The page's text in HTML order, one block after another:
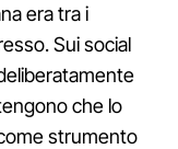
era tra i
Sui social
che lo
strumento